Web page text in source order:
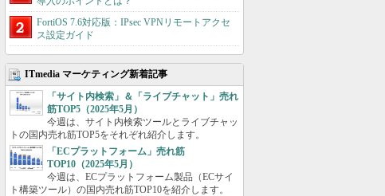
FortiOS 7.6対応版：IPsec VPNリモートアクセ
ス設定ガイド
ITmedia マーケティング新着記事
「サイト内検索」＆「ライブチャット」売れ
筋TOP5（2025年5月）
今週は、サイト内検索ツールとライブチャッ
トの国内売れ筋TOP5をそれぞれ紹介します。
「ECプラットフォーム」売れ筋
TOP10（2025年5月）
今週は、ECプラットフォーム製品（ECサイ
ト構築ツール）の国内売れ筋TOP10を紹介します。